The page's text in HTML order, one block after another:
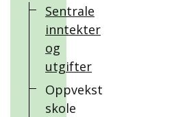
Sentrale
inntekter
og
utgifter
Oppvekst
skole